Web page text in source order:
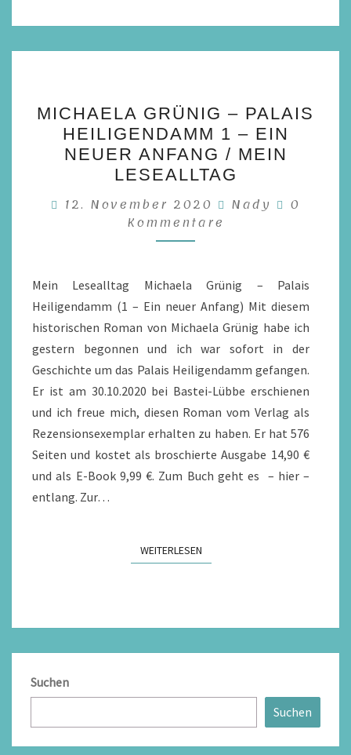
GRÜNIG
–
PALAIS
HEILIGENDAMM
1
–
EIN
ANFANG
/
MEIN
LESEALLTAG
MICHAELA GRÜNIG – PALAIS
HEILIGENDAMM 1 – EIN
NEUER ANFANG / MEIN
LESEALLTAG
12. November 2020 Nady
0
Kommentare
Mein Lesealltag Michaela Grünig – Palais
Heiligendamm (1 – Ein neuer Anfang) Mit diesem
historischen Roman von Michaela Grünig habe ich
gestern begonnen und ich war sofort in der
Geschichte um das Palais Heiligendamm gefangen.
Er ist am 30.10.2020 bei Bastei-Lübbe erschienen
und ich freue mich, diesen Roman vom Verlag als
Rezensionsexemplar erhalten zu haben. Er hat 576
Seiten und kostet als broschierte Ausgabe 14,90 €
und als E-Book 9,99 €. Zum Buch geht es – hier –
entlang. Zur…
WEITERLESENWEITERLESEN
Suchen
Suchen